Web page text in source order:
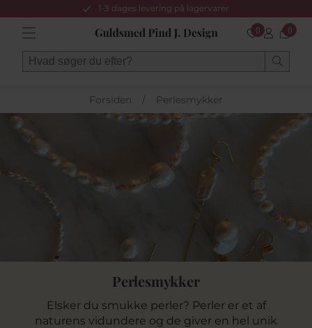
1-3 dages levering på lagervarer
0 0
Forsiden / Perlesmykker
Perlesmykker
Elsker du smukke perler? Perler er et af
naturens vidundere og de giver en hel unik